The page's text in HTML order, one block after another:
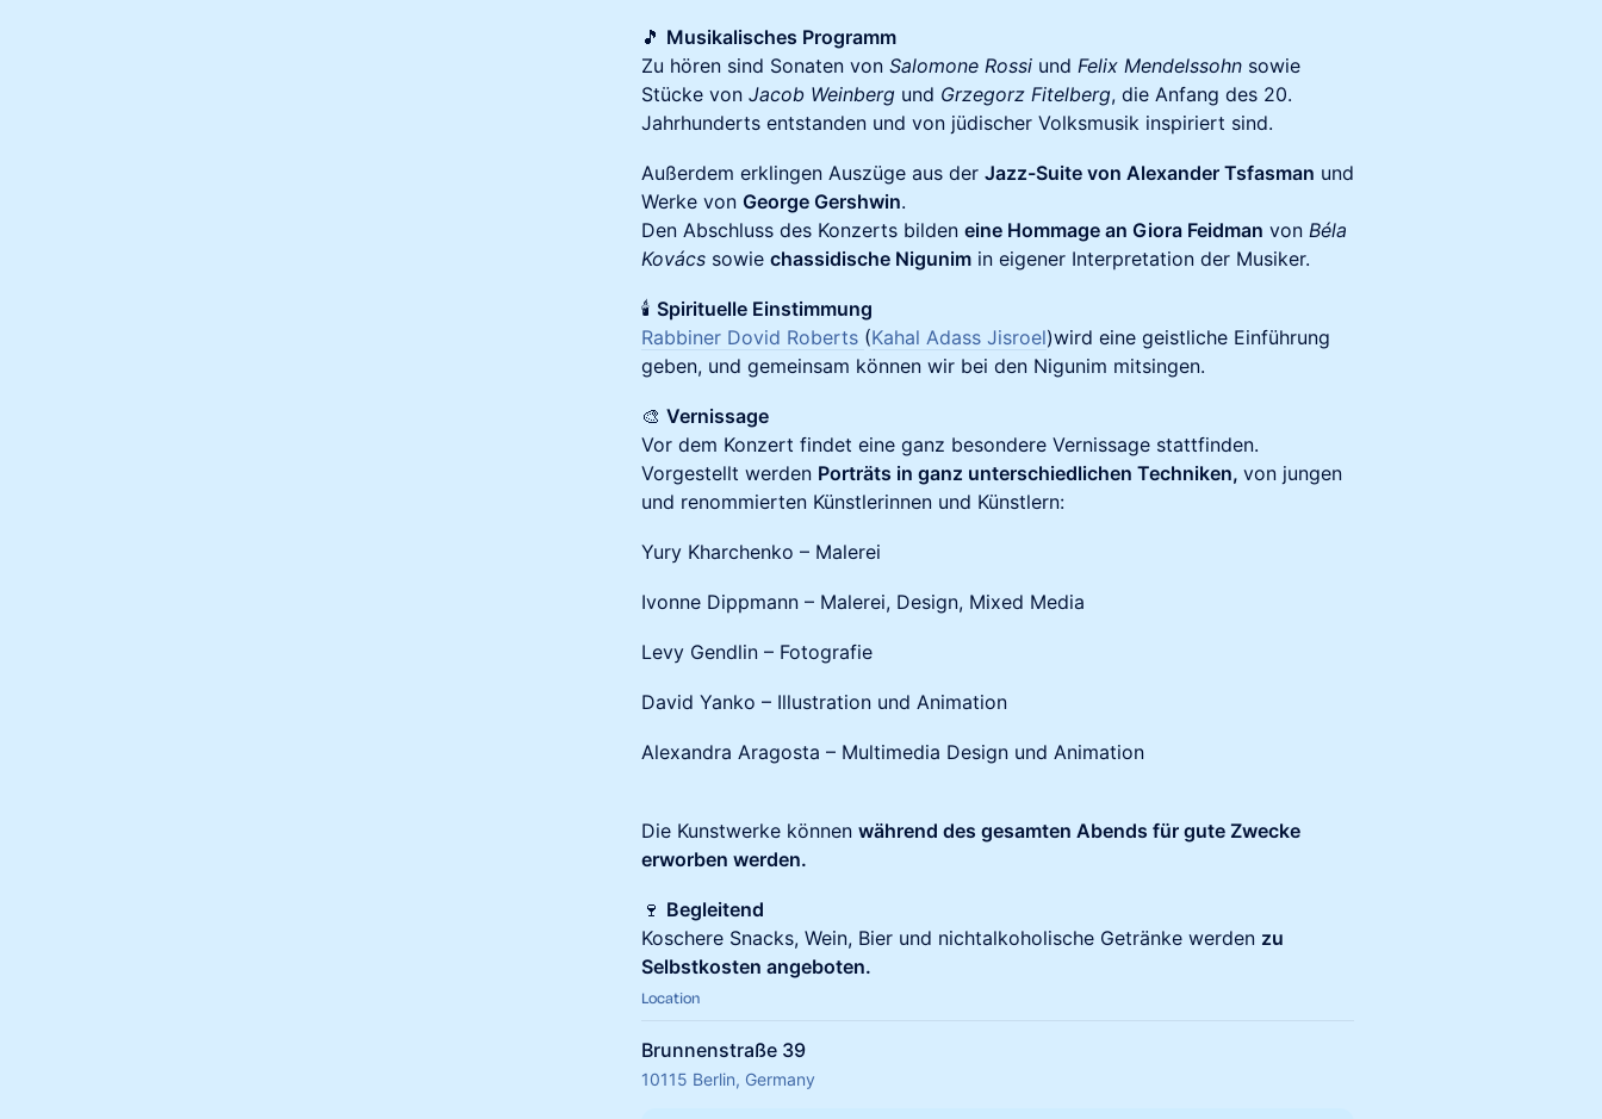
🎵 Musikalisches Programm
Zu hören sind Sonaten von Salomone Rossi und Felix Mendelssohn sowie
Stücke von Jacob Weinberg und Grzegorz Fitelberg, die Anfang des 20.
Jahrhunderts entstanden und von jüdischer Volksmusik inspiriert sind.
Außerdem erklingen Auszüge aus der Jazz-Suite von Alexander Tsfasman und
Werke von George Gershwin.
Den Abschluss des Konzerts bilden eine Hommage an Giora Feidman von Béla
Kovács sowie chassidische Nigunim in eigener Interpretation der Musiker.
🕯️ Spirituelle Einstimmung
Rabbiner Dovid Roberts (Kahal Adass Jisroel)wird eine geistliche Einführung
geben, und gemeinsam können wir bei den Nigunim mitsingen.
🎨 Vernissage
Vor dem Konzert findet eine ganz besondere Vernissage stattfinden.
Vorgestellt werden Porträts in ganz unterschiedlichen Techniken, von jungen
und renommierten Künstlerinnen und Künstlern:
Yury Kharchenko – Malerei
Ivonne Dippmann – Malerei, Design, Mixed Media
Levy Gendlin – Fotografie
David Yanko – Illustration und Animation
Alexandra Aragosta – Multimedia Design und Animation
Die Kunstwerke können während des gesamten Abends für gute Zwecke
erworben werden.
🍷 Begleitend
Koschere Snacks, Wein, Bier und nichtalkoholische Getränke werden zu
Selbstkosten angeboten.
Location
Brunnenstraße 39
10115 Berlin, Germany